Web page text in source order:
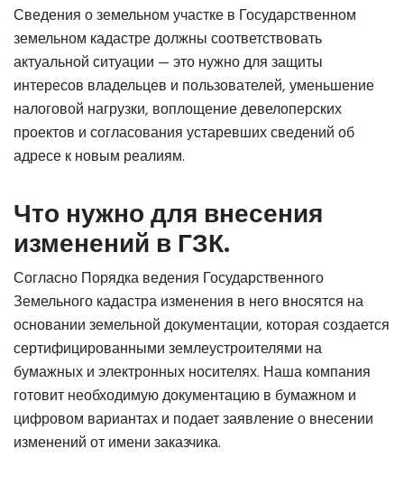
Сведения о земельном участке в Государственном
земельном кадастре должны соответствовать
актуальной ситуации — это нужно для защиты
интересов владельцев и пользователей, уменьшение
налоговой нагрузки, воплощение девелоперских
проектов и согласования устаревших сведений об
адресе к новым реалиям.
Что нужно для внесения
изменений в ГЗК.
Согласно Порядка ведения Государственного
Земельного кадастра изменения в него вносятся на
основании земельной документации, которая создается
сертифицированными землеустроителями на
бумажных и электронных носителях. Наша компания
готовит необходимую документацию в бумажном и
цифровом вариантах и ​​подает заявление о внесении
изменений от имени заказчика.